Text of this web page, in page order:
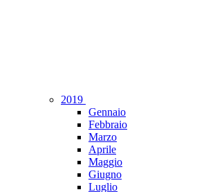
2019
Gennaio
Febbraio
Marzo
Aprile
Maggio
Giugno
Luglio